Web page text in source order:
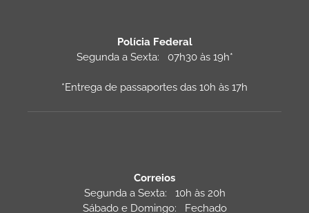
Polícia Federal
Segunda a Sexta: 07h30 às 19h*
*Entrega de passaportes das 10h às 17h
Correios
Segunda a Sexta: 10h às 20h
Sábado e Domingo: Fechado